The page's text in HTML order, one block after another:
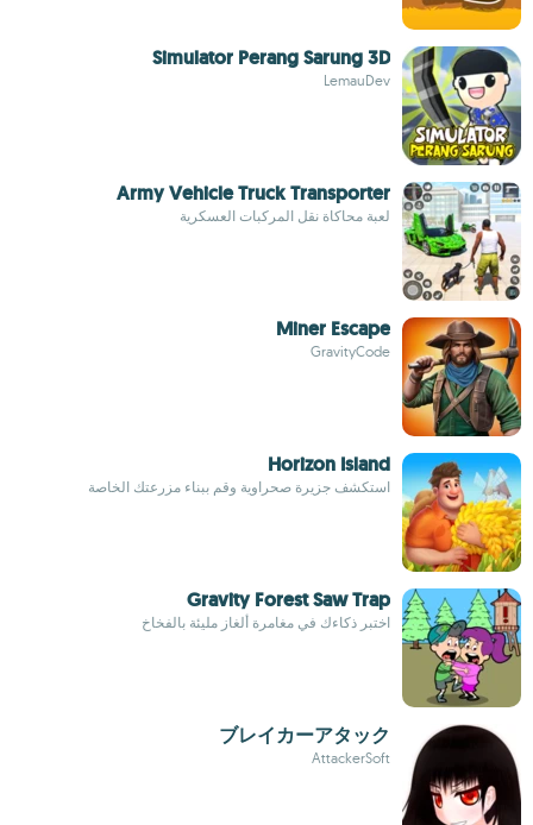
Simulator Perang Sarung 3D
LemauDev
Army Vehicle Truck Transporter
لعبة محاكاة نقل المركبات العسكرية
Miner Escape
GravityCode
Horizon Island
استكشف جزيرة صحراوية وقم ببناء مزرعتك الخاصة
Gravity Forest Saw Trap
اختبر ذكاءك في مغامرة ألغاز مليئة بالفخاخ
ブレイカーアタック
AttackerSoft